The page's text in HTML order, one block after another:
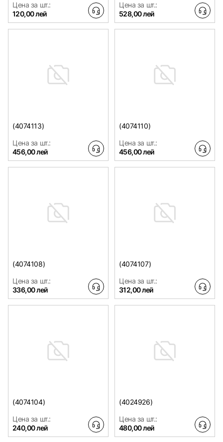
Цена за шт.:
120,00 лей
Цена за шт.:
528,00 лей
(4074113)
Цена за шт.:
456,00 лей
(4074110)
Цена за шт.:
456,00 лей
(4074108)
Цена за шт.:
336,00 лей
(4074107)
Цена за шт.:
312,00 лей
(4074104)
Цена за шт.:
240,00 лей
(4024926)
Цена за шт.:
480,00 лей